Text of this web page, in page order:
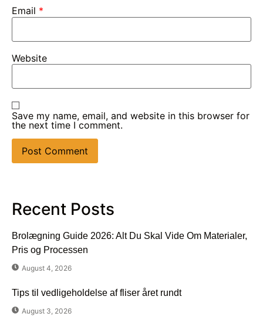
Email *
Website
Save my name, email, and website in this browser for
the next time I comment.
Recent Posts
Brolægning Guide 2026: Alt Du Skal Vide Om Materialer,
Pris og Processen
August 4, 2026
Tips til vedligeholdelse af fliser året rundt
August 3, 2026